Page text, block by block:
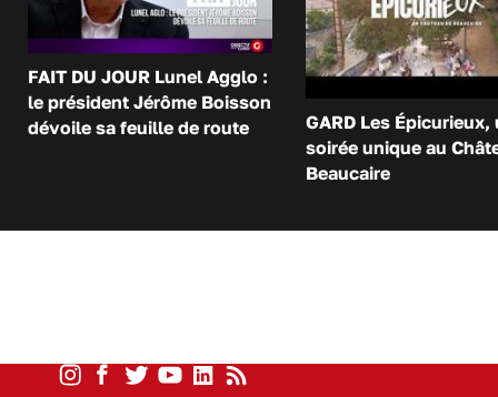
FAIT DU JOUR Lunel Agglo :
le président Jérôme Boisson
dévoile sa feuille de route
GARD Les Épicurieux,
soirée unique au
Beaucaire